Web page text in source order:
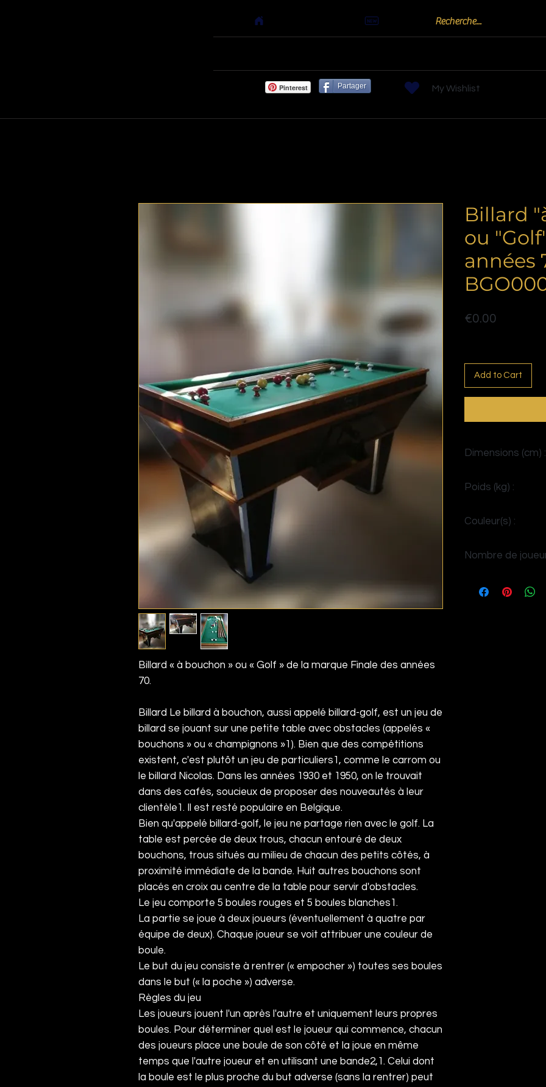
Pinterest Partager My Wishlist
Billard « à bouchon » ou « Golf » de la marque Finale des années
70.
Billard Le billard à bouchon, aussi appelé billard-golf, est un jeu de
billard se jouant sur une petite table avec obstacles (appelés «
bouchons » ou « champignons »1 ). Bien que des compétitions
existent, c'est plutôt un jeu de particuliers1 , comme le carrom ou
le billard Nicolas. Dans les années 1930 et 1950, on le trouvait
dans des cafés, soucieux de proposer des nouveautés à leur
clientèle1 . Il est resté populaire en Belgique.
Bien qu'appelé billard-golf, le jeu ne partage rien avec le golf. La
table est percée de deux trous, chacun entouré de deux
bouchons, trous situés au milieu de chacun des petits côtés, à
proximité immédiate de la bande. Huit autres bouchons sont
placés en croix au centre de la table pour servir d'obstacles.
Le jeu comporte 5 boules rouges et 5 boules blanches1 .
La partie se joue à deux joueurs (éventuellement à quatre par
équipe de deux). Chaque joueur se voit attribuer une couleur de
boule.
Le but du jeu consiste à rentrer (« empocher ») toutes ses boules
dans le but (« la poche ») adverse.
Règles du jeu
Les joueurs jouent l'un après l'autre et uniquement leurs propres
boules. Pour déterminer quel est le joueur qui commence, chacun
des joueurs place une boule de son côté et la joue en même
temps que l'autre joueur et en utilisant une bande2,1 . Celui dont
la boule est le plus proche du but adverse (sans la rentrer) peut
Billard
ou
années
€0.00
Add to Cart
Dimensions (cm) :
Poids (kg) :
Couleur(s) :
Nombre de